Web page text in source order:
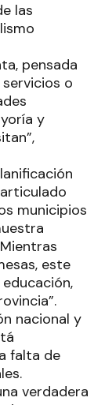
las
pensada
o
y
municipios
este
nacional y
falta de
verdadera